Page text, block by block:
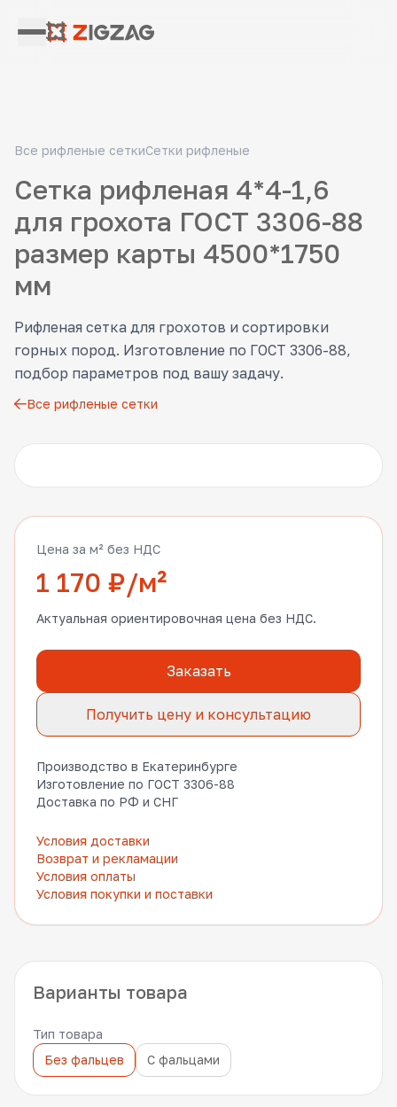
Все рифленые сеткиСетки рифленые
Сетка рифленая 4*4-1,6
для грохота ГОСТ 3306-88
размер карты 4500*1750
мм
Рифленая сетка для грохотов и сортировки
горных пород. Изготовление по ГОСТ 3306-88,
подбор параметров под вашу задачу.
Все рифленые сетки
Цена за м² без НДС
1 170 ₽/м²
Актуальная ориентировочная цена без НДС.
Заказать
Получить цену и консультацию
Производство в Екатеринбурге
Изготовление по ГОСТ 3306-88
Доставка по РФ и СНГ
Условия доставки
Возврат и рекламации
Условия оплаты
Условия покупки и поставки
Варианты товара
Тип товара
Без фальцев
С фальцами